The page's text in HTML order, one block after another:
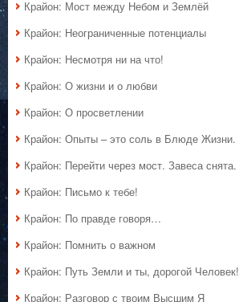
Крайон: Мост между Небом и Землёй
Крайон: Неограниченные потенциалы
Крайон: Несмотря ни на что!
Крайон: О жизни и о любви
Крайон: О просветлении
Крайон: Опыты – это соль в Блюде Жизни.
Крайон: Перейти через мост. Завеса снята.
Крайон: Письмо к тебе!
Крайон: По правде говоря…
Крайон: Помнить о важном
Крайон: Путь Земли и ты, дорогой Человек!
Крайон: Разговор с твоим Высшим Я